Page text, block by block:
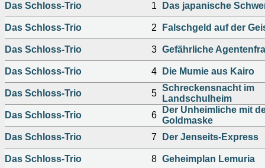
Das Schloss-Trio 1 Das japanische
Das Schloss-Trio 2 Falschgeld auf der
Das Schloss-Trio 3 Gefährliche
Das Schloss-Trio 4 Die Mumie aus Kairo
Das Schloss-Trio 5
Schreckensnacht im
Landschulheim
Das Schloss-Trio
6
Der Unheimliche mit
Goldmaske
Das Schloss-Trio
7 Der Jenseits-Express
Das Schloss-Trio 8 Geheimplan Lemuria